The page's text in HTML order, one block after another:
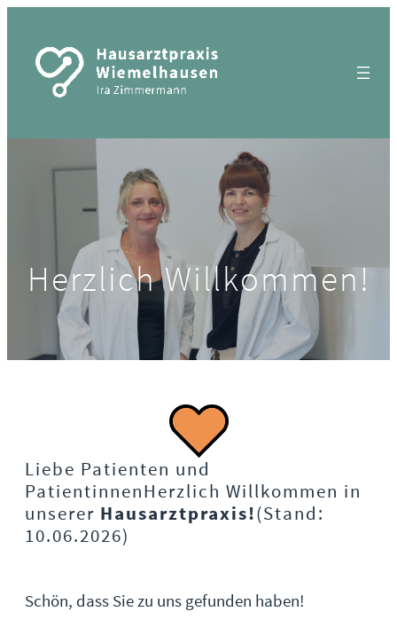
Herzlich Willkommen!
Liebe Patienten und
PatientinnenHerzlich Willkommen in
unserer Hausarztpraxis!(Stand:
10.06.2026)
Schön, dass Sie zu uns gefunden haben!